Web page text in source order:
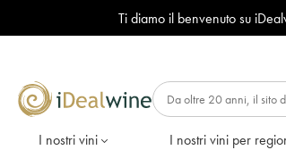
Ti diamo il benvenuto su
I nostri vini I nostri vini per